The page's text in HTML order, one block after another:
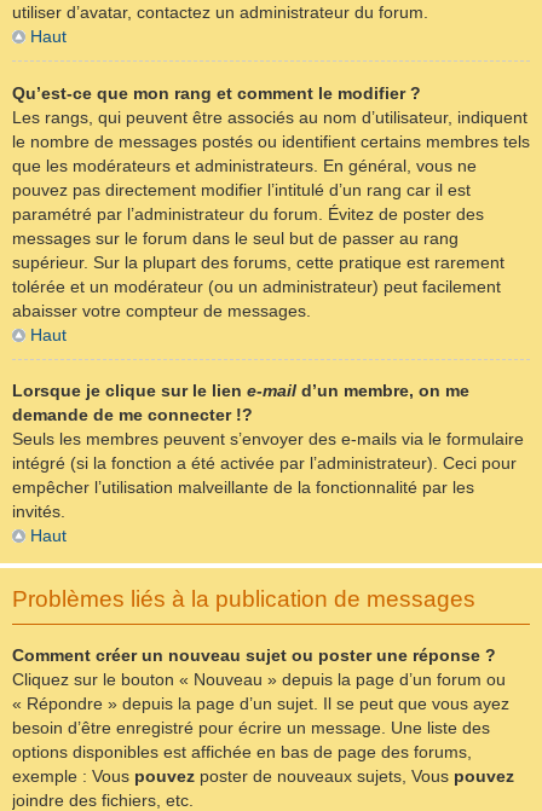
utiliser d’avatar, contactez un administrateur du forum.
Haut
Qu’est-ce que mon rang et comment le modifier ?
Les rangs, qui peuvent être associés au nom d’utilisateur, indiquent
le nombre de messages postés ou identifient certains membres tels
que les modérateurs et administrateurs. En général, vous ne
pouvez pas directement modifier l’intitulé d’un rang car il est
paramétré par l’administrateur du forum. Évitez de poster des
messages sur le forum dans le seul but de passer au rang
supérieur. Sur la plupart des forums, cette pratique est rarement
tolérée et un modérateur (ou un administrateur) peut facilement
abaisser votre compteur de messages.
Haut
Lorsque je clique sur le lien e-mail d’un membre, on me
demande de me connecter !?
Seuls les membres peuvent s’envoyer des e-mails via le formulaire
intégré (si la fonction a été activée par l’administrateur). Ceci pour
empêcher l’utilisation malveillante de la fonctionnalité par les
invités.
Haut
Problèmes liés à la publication de messages
Comment créer un nouveau sujet ou poster une réponse ?
Cliquez sur le bouton « Nouveau » depuis la page d’un forum ou
« Répondre » depuis la page d’un sujet. Il se peut que vous ayez
besoin d’être enregistré pour écrire un message. Une liste des
options disponibles est affichée en bas de page des forums,
exemple : Vous pouvez poster de nouveaux sujets, Vous pouvez
joindre des fichiers, etc.